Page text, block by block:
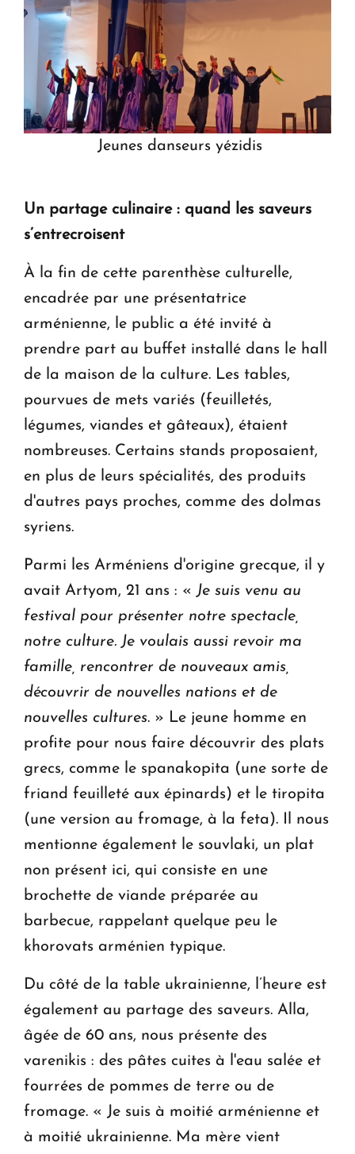
Jeunes danseurs yézidis
Un partage culinaire : quand les saveurs
s’entrecroisent
À la fin de cette parenthèse culturelle,
encadrée par une présentatrice
arménienne, le public a été invité à
prendre part au buffet installé dans le hall
de la maison de la culture. Les tables,
pourvues de mets variés (feuilletés,
légumes, viandes et gâteaux), étaient
nombreuses. Certains stands proposaient,
en plus de leurs spécialités, des produits
d'autres pays proches, comme des dolmas
syriens.
Parmi les Arméniens d'origine grecque, il y
avait Artyom, 21 ans : « Je suis venu au
festival pour présenter notre spectacle,
notre culture. Je voulais aussi revoir ma
famille, rencontrer de nouveaux amis,
découvrir de nouvelles nations et de
nouvelles cultures. » Le jeune homme en
profite pour nous faire découvrir des plats
grecs, comme le spanakopita (une sorte de
friand feuilleté aux épinards) et le tiropita
(une version au fromage, à la feta). Il nous
mentionne également le souvlaki, un plat
non présent ici, qui consiste en une
brochette de viande préparée au
barbecue, rappelant quelque peu le
khorovats arménien typique.
Du côté de la table ukrainienne, l’heure est
également au partage des saveurs. Alla,
âgée de 60 ans, nous présente des
varenikis : des pâtes cuites à l'eau salée et
fourrées de pommes de terre ou de
fromage. « Je suis à moitié arménienne et
à moitié ukrainienne. Ma mère vient